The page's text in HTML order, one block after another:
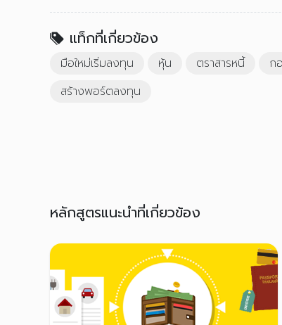
แท็กที่เกี่ยวข้อง
มือใหม่เริ่มลงทุน หุ้น ตราสารหนี้ ก
สร้างพอร์ตลงทุน
หลักสูตรแนะนำที่เกี่ยวข้อง